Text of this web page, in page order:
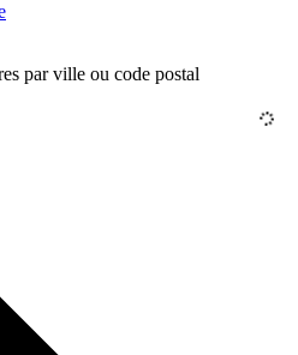
par ville ou code postal